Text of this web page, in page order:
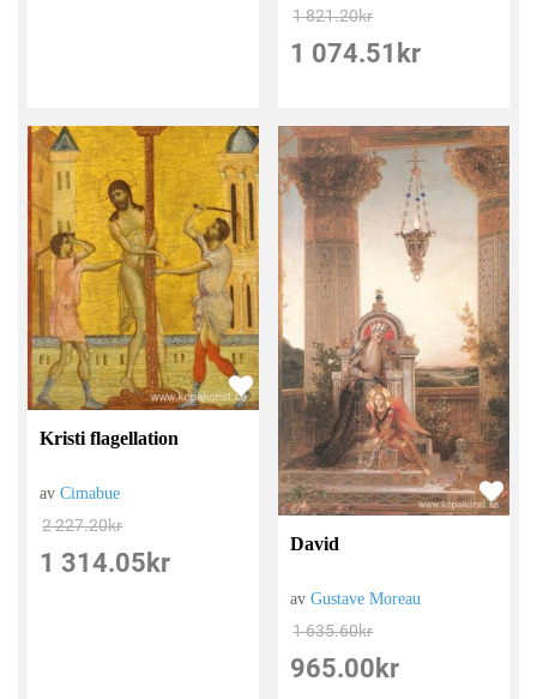
1 821.20kr
1 074.51 kr
Kristi flagellation
avCimabue
2 227.20kr
1 314.05 kr
David
avGustave Moreau
1 635.60kr
965.00 kr